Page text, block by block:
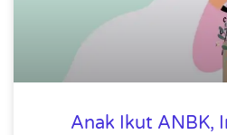
Anak Ikut ANBK,